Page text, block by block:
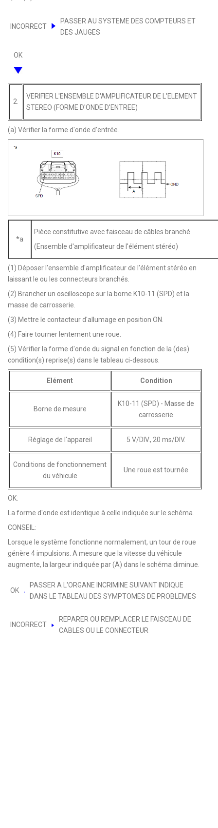
INCORRECT
PASSER AU SYSTEME DES COMPTEURS ET
DES JAUGES
OK
2.
VERIFIER L'ENSEMBLE D'AMPLIFICATEUR DE L'ELEMENT
STEREO (FORME D'ONDE D'ENTREE)
(a) Vérifier la forme d'onde d'entrée.
*a
Pièce constitutive avec faisceau de câbles branché
(Ensemble d'amplificateur de l'élément stéréo)
(1) Déposer l'ensemble d'amplificateur de l'élément stéréo en
laissant le ou les connecteurs branchés.
(2) Brancher un oscilloscope sur la borne K10-11 (SPD) et la
masse de carrosserie.
(3) Mettre le contacteur d'allumage en position ON.
(4) Faire tourner lentement une roue.
(5) Vérifier la forme d'onde du signal en fonction de la (des)
condition(s) reprise(s) dans le tableau ci-dessous.
Elément Condition
Borne de mesure
K10-11 (SPD) - Masse de
carrosserie
Réglage de l'appareil 5 V/DIV., 20 ms/DIV.
Conditions de fonctionnement
du véhicule
Une roue est tournée
OK:
La forme d'onde est identique à celle indiquée sur le schéma.
CONSEIL:
Lorsque le système fonctionne normalement, un tour de roue
génère 4 impulsions. A mesure que la vitesse du véhicule
augmente, la largeur indiquée par (A) dans le schéma diminue.
OK
PASSER A L'ORGANE INCRIMINE SUIVANT INDIQUE
DANS LE TABLEAU DES SYMPTOMES DE PROBLEMES
INCORRECT
REPARER OU REMPLACER LE FAISCEAU DE
CABLES OU LE CONNECTEUR